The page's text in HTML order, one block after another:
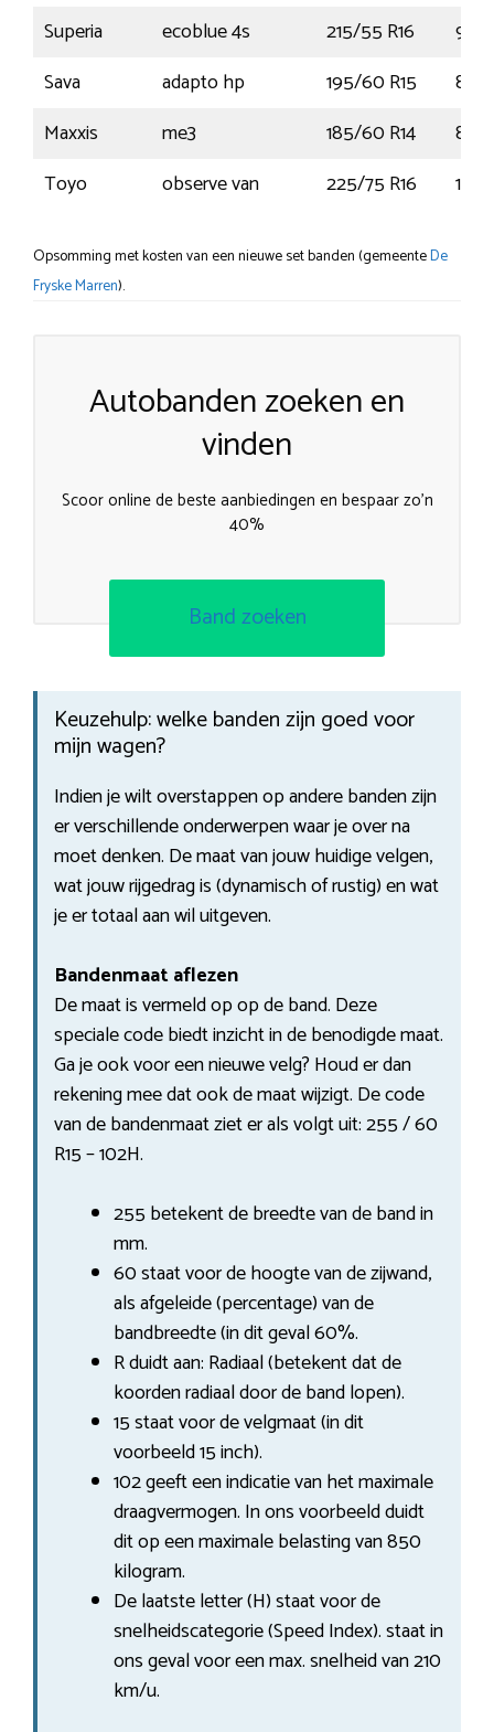
Superia
ecoblue 4s 215/55 R16
97V
Sava
adapto hp 195/60 R15
88H
Maxxis
me3 185/60 R14
82H
Toyo
observe van 225/75 R16 121R
Opsomming met kosten van een nieuwe set banden (gemeenteDe
Fryske Marren).
Autobanden zoeken en
vinden
Scoor online de beste aanbiedingen en bespaar zo’n
40%
Band zoeken
Keuzehulp: welke banden zijn goed voor
mijn wagen?
Indien je wilt overstappen op andere banden zijn
er verschillende onderwerpen waar je over na
moet denken. De maat van jouw huidige velgen,
wat jouw rijgedrag is (dynamisch of rustig) en wat
je er totaal aan wil uitgeven.
Bandenmaat aflezen
De maat is vermeld op op de band. Deze
speciale code biedt inzicht in de benodigde maat.
Ga je ook voor een nieuwe velg? Houd er dan
rekening mee dat ook de maat wijzigt. De code
van de bandenmaat ziet er als volgt uit: 255 / 60
R15 – 102H.
255 betekent de breedte van de band in
mm.
60 staat voor de hoogte van de zijwand,
als afgeleide (percentage) van de
bandbreedte (in dit geval 60%.
R duidt aan: Radiaal (betekent dat de
koorden radiaal door de band lopen).
15 staat voor de velgmaat (in dit
voorbeeld 15 inch).
102 geeft een indicatie van het maximale
draagvermogen. In ons voorbeeld duidt
dit op een maximale belasting van 850
kilogram.
De laatste letter (H) staat voor de
snelheidscategorie (Speed Index). staat in
ons geval voor een max. snelheid van 210
km/u.